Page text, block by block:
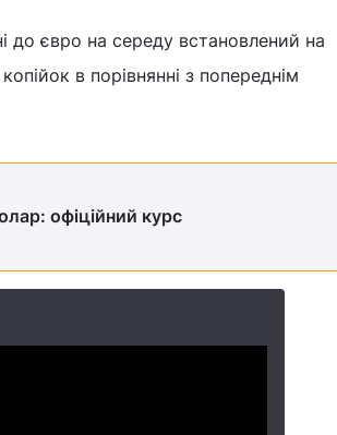
до євро на середу встановлений на
в порівнянні з попереднім
офіційний курс